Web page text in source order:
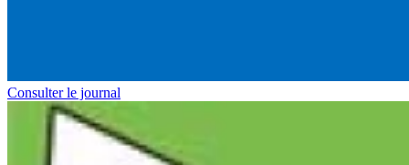
Consulter le journal